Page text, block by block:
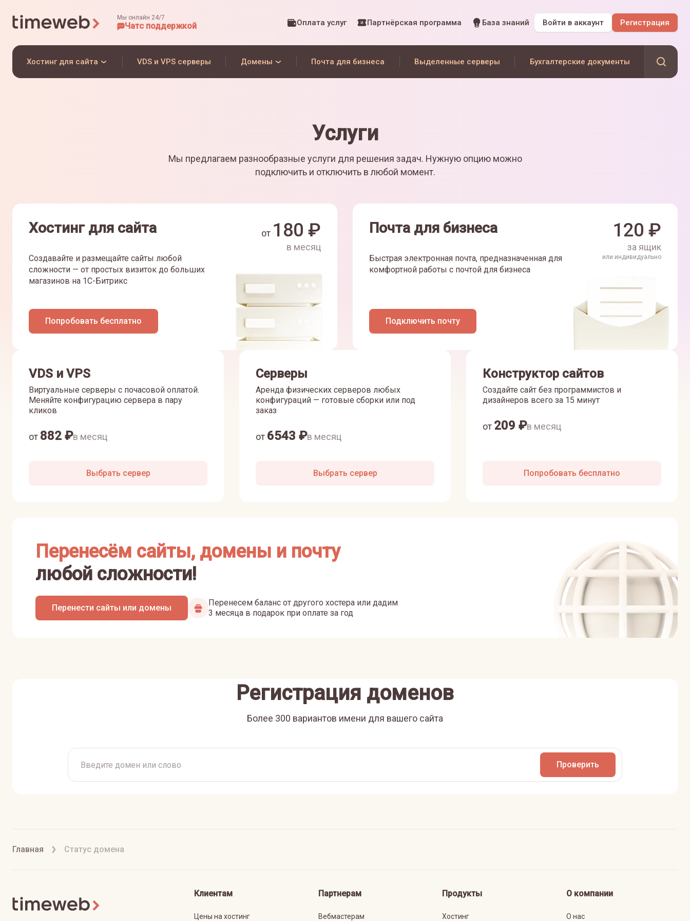
Мы онлайн 24/7
Чатс поддержкой Оплата услуг Партнёрская программа База знаний Войти в аккаунт Регистрация
Хостинг для сайта VDS и VPS серверы Домены Почта для бизнеса Выделенные серверы Бухгалтерские документы
Услуги
Мы предлагаем разнообразные услуги для решения задач. Нужную опцию можно
подключить и отключить в любой момент.
Хостинг для сайта
Создавайте и размещайте сайты любой
сложности — от простых визиток до больших
магазинов на 1С-Битрикс
Попробовать бесплатно
от 180 ₽
в месяц
Почта для бизнеса
Быстрая электронная почта, предназначенная для
комфортной работы с почтой для бизнеса
Подключить почту
120 ₽
за ящик
или индивидуально
VDS и VPS
Виртуальные серверы с почасовой оплатой.
Меняйте конфигурацию сервера в пару
кликов
от 882 ₽в месяц
Выбрать сервер
Серверы
Аренда физических серверов любых
конфигураций — готовые сборки или под
заказ
от 6543 ₽в месяц
Выбрать сервер
Конструктор сайтов
Создайте сайт без программистов и
дизайнеров всего за 15 минут
от 209 ₽в месяц
Попробовать бесплатно
Перенесём сайты, домены и почту
любой сложности!
Перенести сайты или домены
Перенесем баланс от другого хостера или дадим
3 месяца в подарок при оплате за год
Регистрация доменов
Более 300 вариантов имени для вашего сайта
Проверить
Главная Статус домена
Клиентам
Цены на хостинг
Партнерам
Вебмастерам
Продукты
Хостинг
О компании
О нас